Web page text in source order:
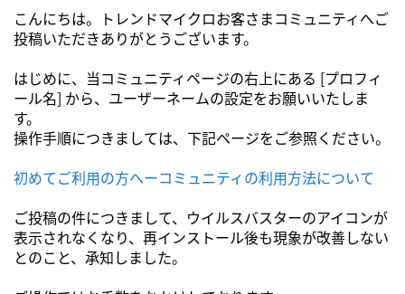
こんにちは。トレンドマイクロお客さまコミュニティへご
投稿いただきありがとうございます。
はじめに、当コミュニティページの右上にある [プロフィ
ール名] から、ユーザーネームの設定をお願いいたしま
す。
操作手順につきましては、下記ページをご参照ください。
初めてご利用の方へーコミュニティの利用方法について
ご投稿の件につきまして、ウイルスバスターのアイコンが
表示されなくなり、再インストール後も現象が改善しない
とのこと、承知しました。